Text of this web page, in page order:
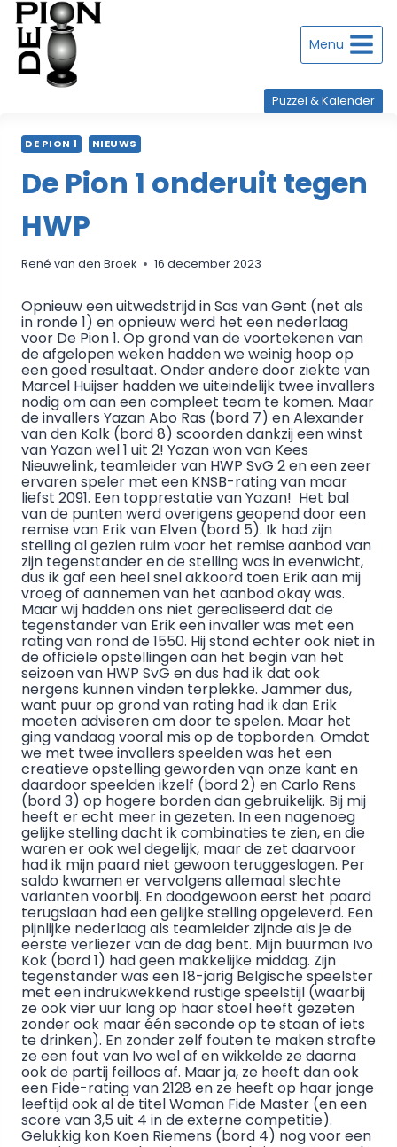
Doorgaan
naar
inhoud Menu
Puzzel & Kalender
DE PION 1 NIEUWS
De Pion 1 onderuit tegen
HWP
René van den Broek 16 december 2023
Opnieuw een uitwedstrijd in Sas van Gent (net als
in ronde 1) en opnieuw werd het een nederlaag
voor De Pion 1. Op grond van de voortekenen van
de afgelopen weken hadden we weinig hoop op
een goed resultaat. Onder andere door ziekte van
Marcel Huijser hadden we uiteindelijk twee invallers
nodig om aan een compleet team te komen. Maar
de invallers Yazan Abo Ras (bord 7) en Alexander
van den Kolk (bord 8) scoorden dankzij een winst
van Yazan wel 1 uit 2! Yazan won van Kees
Nieuwelink, teamleider van HWP SvG 2 en een zeer
ervaren speler met een KNSB-rating van maar
liefst 2091. Een topprestatie van Yazan! Het bal
van de punten werd overigens geopend door een
remise van Erik van Elven (bord 5). Ik had zijn
stelling al gezien ruim voor het remise aanbod van
zijn tegenstander en de stelling was in evenwicht,
dus ik gaf een heel snel akkoord toen Erik aan mij
vroeg of aannemen van het aanbod okay was.
Maar wij hadden ons niet gerealiseerd dat de
tegenstander van Erik een invaller was met een
rating van rond de 1550. Hij stond echter ook niet in
de officiële opstellingen aan het begin van het
seizoen van HWP SvG en dus had ik dat ook
nergens kunnen vinden terplekke. Jammer dus,
want puur op grond van rating had ik dan Erik
moeten adviseren om door te spelen. Maar het
ging vandaag vooral mis op de topborden. Omdat
we met twee invallers speelden was het een
creatieve opstelling geworden van onze kant en
daardoor speelden ikzelf (bord 2) en Carlo Rens
(bord 3) op hogere borden dan gebruikelijk. Bij mij
heeft er echt meer in gezeten. In een nagenoeg
gelijke stelling dacht ik combinaties te zien, en die
waren er ook wel degelijk, maar de zet daarvoor
had ik mijn paard niet gewoon teruggeslagen. Per
saldo kwamen er vervolgens allemaal slechte
varianten voorbij. En doodgewoon eerst het paard
terugslaan had een gelijke stelling opgeleverd. Een
pijnlijke nederlaag als teamleider zijnde als je de
eerste verliezer van de dag bent. Mijn buurman Ivo
Kok (bord 1) had geen makkelijke middag. Zijn
tegenstander was een 18-jarig Belgische speelster
met een indrukwekkend rustige speelstijl (waarbij
ze ook vier uur lang op haar stoel heeft gezeten
zonder ook maar één seconde op te staan of iets
te drinken). En zonder zelf fouten te maken strafte
ze een fout van Ivo wel af en wikkelde ze daarna
ook de partij feilloos af. Maar ja, ze heeft dan ook
een Fide-rating van 2128 en ze heeft op haar jonge
leeftijd ook al de titel Woman Fide Master (en een
score van 3,5 uit 4 in de externe competitie).
Gelukkig kon Koen Riemens (bord 4) nog voor een